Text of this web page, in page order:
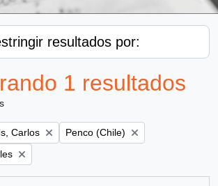
resultados por:
1 resultados
Carlos Remove filter:
Penco (Chile)